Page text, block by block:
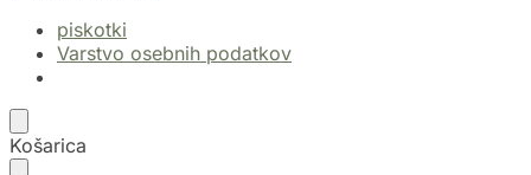
piskotki
Varstvo osebnih podatkov
Košarica